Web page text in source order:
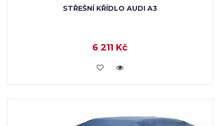
STŘEŠNÍ KŘÍDLO AUDI A3
6 211 Kč
KOUPIT